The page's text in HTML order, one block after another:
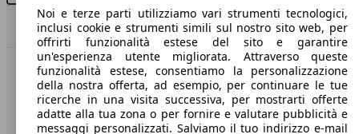
dr 3.0 1.5 Gpl 114cv
(114 PS)
Model Version
Leistung
Torna su
Benvenuti su AutoScout24, il mercato auto europeo.
Società
Noi e terze parti utilizziamo vari strumenti tecnologici,
inclusi cookie e strumenti simili sul nostro sito web, per
offrirti funzionalità estese del sito e garantire
un'esperienza utente migliorata. Attraverso queste
funzionalità estese, consentiamo la personalizzazione
della nostra offerta, ad esempio, per continuare le tue
ricerche in una visita successiva, per mostrarti offerte
adatte alla tua zona o per fornire e valutare pubblicità e
messaggi personalizzati. Salviamo il tuo indirizzo e-mail